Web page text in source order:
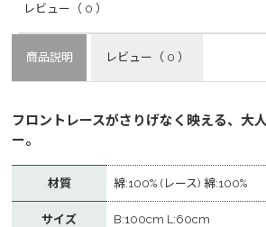
レビュー （ 0 ）
商品説明 レビュー （ 0 ）
フロントレースがさりげなく映える、大
ー。
材質 綿:100% (レース) 綿:100%
サイズ B:100cm L:60cm